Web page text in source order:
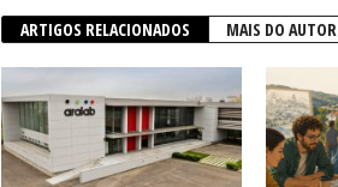
ARTIGOS RELACIONADOS MAIS DO AUTOR